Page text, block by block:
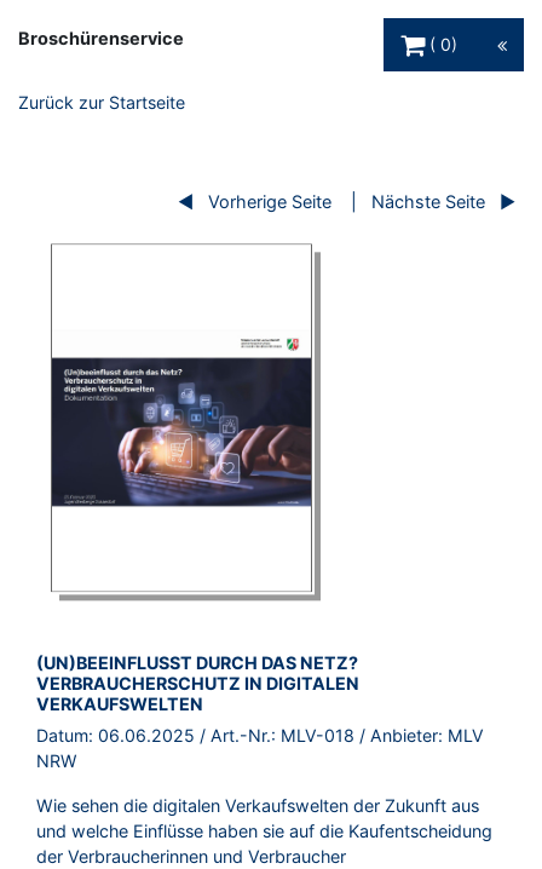
Broschürenservice
0
Zurück zur Startseite
Vorherige Seite Nächste Seite
BROSCHÜRE:
(UN)BEEINFLUSST DURCH DAS NETZ?
VERBRAUCHERSCHUTZ IN DIGITALEN
VERKAUFSWELTEN
Datum: 06.06.2025 / Art.-Nr.: MLV-018 / Anbieter: MLV
NRW
Wie sehen die digitalen Verkaufswelten der Zukunft aus
und welche Einflüsse haben sie auf die Kaufentscheidung
der Verbraucherinnen und Verbraucher